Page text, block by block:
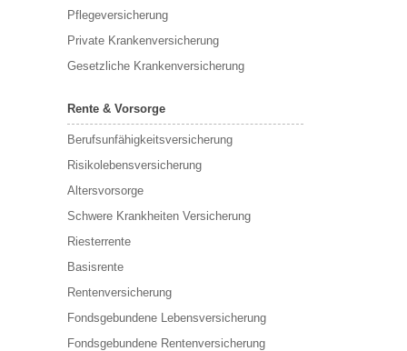
Pflegeversicherung
Private Krankenversicherung
Gesetzliche Krankenversicherung
Rente & Vorsorge
Berufs­unfähigkeitsversicherung
Risikolebensversicherung
Altersvorsorge
Schwere Krankheiten Versicherung
Riesterrente
Basisrente
Rentenversicherung
Fondsgebundene Lebensversicherung
Fondsgebundene Rentenversicherung